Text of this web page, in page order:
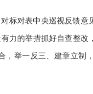
标对表中央巡视反馈
力的举措抓好自查整
，举一反三、建章立